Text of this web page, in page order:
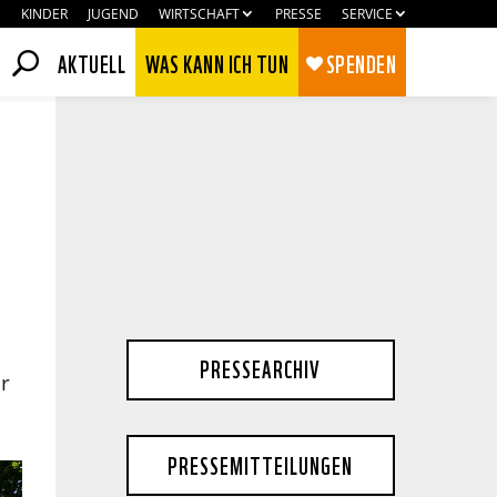
KINDER JUGEND WIRTSCHAFT PRESSE SERVICE
AKTUELL WAS KANN ICH TUN SPENDEN
PRESSEARCHIV
PRESSEMITTEILUNGEN
Ablehnen